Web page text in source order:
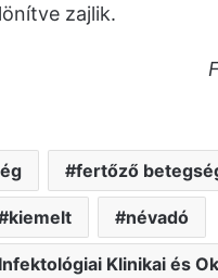
zajlik.
fertőző
kiemelt névadó
Klinikai és